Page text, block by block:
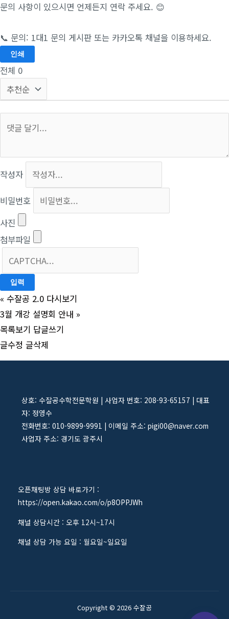
문의 사항이 있으시면 언제든지 연락 주세요. 😊
📞 문의: 1대1 문의 게시판 또는 카카오톡 채널을 이용하세요.
인쇄
전체 0
작성자
비밀번호
사진
첨부파일
« 수잘공 2.0 다시보기
3월 개강 설명회 안내 »
목록보기 답글쓰기
글수정 글삭제
상호: 수잘공수학전문학원 | 사업자 번호: 208-93-65157 | 대표
자: 정영수
전화번호: 010-9899-9991 | 이메일 주소: pigi00@naver.com
사업자 주소: 경기도 광주시
오픈채팅방 상담 바로가기 :
https://open.kakao.com/o/p8OPPJWh
채널 상담시간 : 오후 12시~17시
채널 상담 가능 요일 : 월요일~일요일
Copyright © 2026 수잘공